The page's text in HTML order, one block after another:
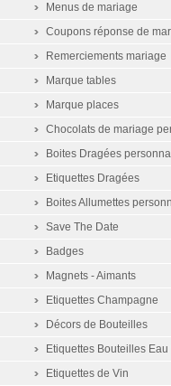
Menus de mariage
Coupons réponse de
Remerciements mariage
Marque tables
Marque places
Chocolats de mariage
Boites Dragées
Etiquettes Dragées
Boites Allumettes
Save The Date
Badges
Magnets - Aimants
Etiquettes Champagne
Décors de Bouteilles
Etiquettes Bouteilles Eau
Etiquettes de Vin